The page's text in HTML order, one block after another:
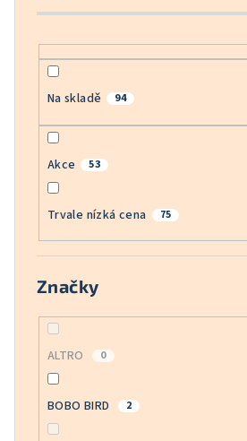
Na skladě 94
Akce 53
Trvale nízká cena 75
Značky
ALTRO 0
BOBO BIRD 2